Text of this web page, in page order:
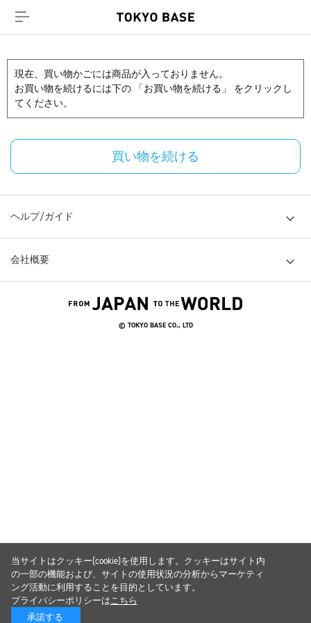
現在、買い物かごには商品が入っておりません。
お買い物を続けるには下の 「お買い物を続ける」 をクリックし
てください。
買い物を続ける
ヘルプ/ガイド
会社概要
© TOKYO BASE CO., LTD
当サイトはクッキー(cookie)を使用します。クッキーはサイト内
の一部の機能および、サイトの使用状況の分析からマーケティ
ング活動に利用することを目的としています。
プライバシーポリシーはこちら
承諾する